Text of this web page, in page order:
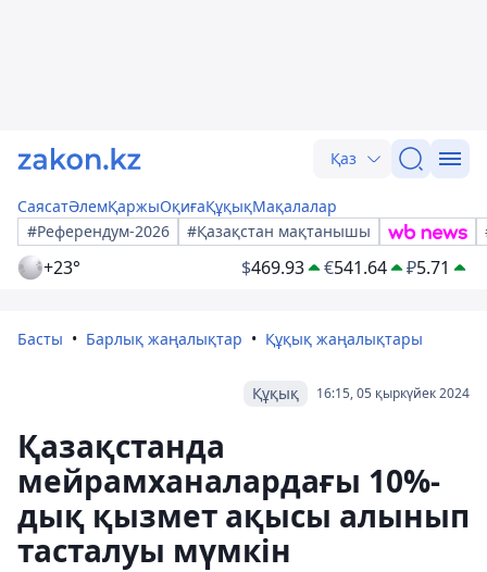
Қаз
СаясатӘлемҚаржыОқиғаҚұқықМақалалар
#Референдум-2026
#Қазақстан мақтанышы
+23° $469.93 €541.64 ₽5.71
Басты Барлық жаңалықтар Құқық жаңалықтары
16:15, 05 қыркүйек 2024
Құқық
Қазақстанда
мейрамханалардағы 10%-
дық қызмет ақысы алынып
тасталуы мүмкін